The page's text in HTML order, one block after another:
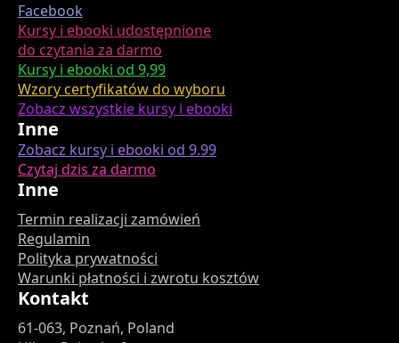
Facebook
Kursy i ebooki udostępnione
do czytania za darmo
Kursy i ebooki od 9,99
Wzory certyfikatów do wyboru
Zobacz wszystkie kursy i ebooki
Inne
Zobacz kursy i ebooki od 9.99
Czytaj dzis za darmo
Inne
Termin realizacji zamówień
Regulamin
Polityka prywatności
Warunki płatności i zwrotu kosztów
Kontakt
61-063, Poznań, Poland